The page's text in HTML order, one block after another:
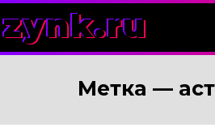
zynk.ru
Метка —